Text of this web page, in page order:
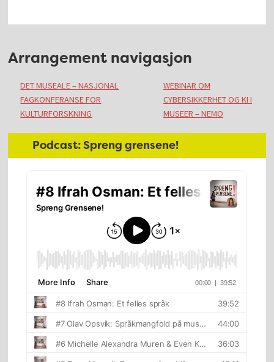
Arrangement navigasjon
DET MUSEALE – NASJONAL
FAGKONFERANSE FOR
KULTURFORSKNING
WEBINAR OM
CYBERSIKKERHET OG KI I
MUSEER – NEMO
Primært
Hoved
Podcast: Spreng grensene!